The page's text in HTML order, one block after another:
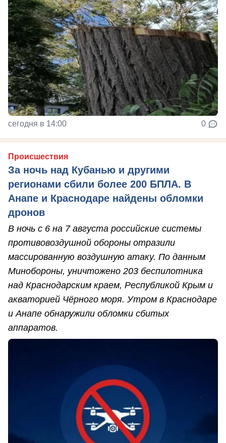
сегодня в 14:00 0
Происшествия
За ночь над Кубанью и другими
регионами сбили более 200 БПЛА. В
Анапе и Краснодаре найдены обломки
дронов
В ночь с 6 на 7 августа российские системы
противовоздушной обороны отразили
массированную воздушную атаку. По данным
Минобороны, уничтожено 203 беспилотника
над Краснодарским краем, Республикой Крым и
акваторией Чёрного моря. Утром в Краснодаре
и Анапе обнаружили обломки сбитых
аппаратов.